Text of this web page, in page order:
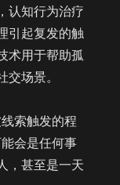
认知行为治疗
引起复发的触
术用于帮助孤
场景。
索触发的程
会是任何事
，甚至是一天